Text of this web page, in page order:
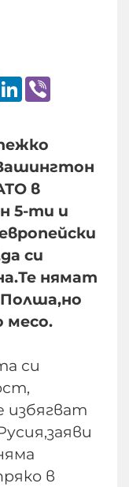
LinkedIn
в
5-ти и
си
нямат
Полша,но
месо.
си
в